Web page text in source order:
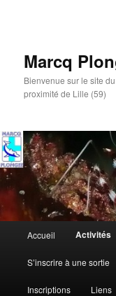
Marcq
Bienvenue sur le site
proximité de Lille (59)
principal
Accueil Activités
S’inscrire à une sortie
Inscriptions Liens